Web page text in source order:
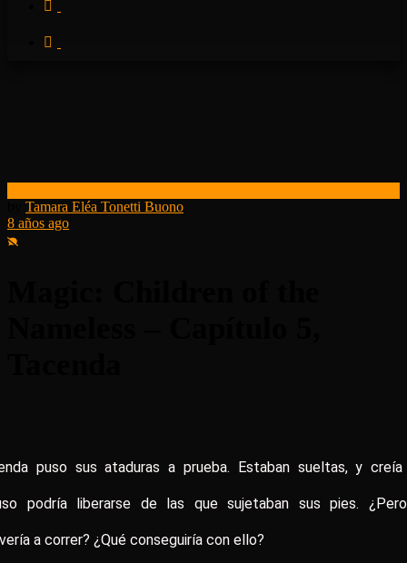
Tamara Eléa Tonetti Buono
8 años ago
puso sus ataduras a prueba. Estaban sueltas, y
podría liberarse de las que sujetaban sus pies.
a correr? ¿Qué conseguiría con ello?